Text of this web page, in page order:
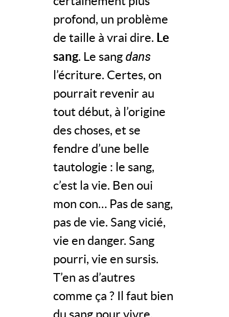
profond, un problème
de taille à vrai dire. Le
sang. Le sang dans
l’écriture. Certes, on
pourrait revenir au
tout début, à l’origine
des choses, et se
fendre d’une belle
tautologie : le sang,
c’est la vie. Ben oui
mon con… Pas de sang,
pas de vie. Sang vicié,
vie en danger. Sang
pourri, vie en sursis.
T’en as d’autres
comme ça ? Il faut bien
du sang pour vivre,